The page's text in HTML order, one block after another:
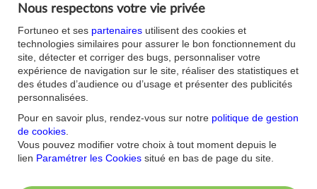
EDENRED (FRA)
J'aime ma banque.
Nous contacter
Parrainage
Fortuneo sur votre mobile
Espace Presse
conforme
Sécurité
Nos formulaires
Nous respectons votre vie privée
Fortuneo et ses partenaires utilisent des cookies et
technologies similaires pour assurer le bon fonctionnement du
site, détecter et corriger des bugs, personnaliser votre
expérience de navigation sur le site, réaliser des statistiques et
des études d’audience ou d’usage et présenter des publicités
personnalisées.
Pour en savoir plus, rendez-vous sur notre politique de gestion
de cookies
Vous pouvez modifier votre choix à tout moment depuis le
lien Paramétrer les Cookies situé en bas de page du site.